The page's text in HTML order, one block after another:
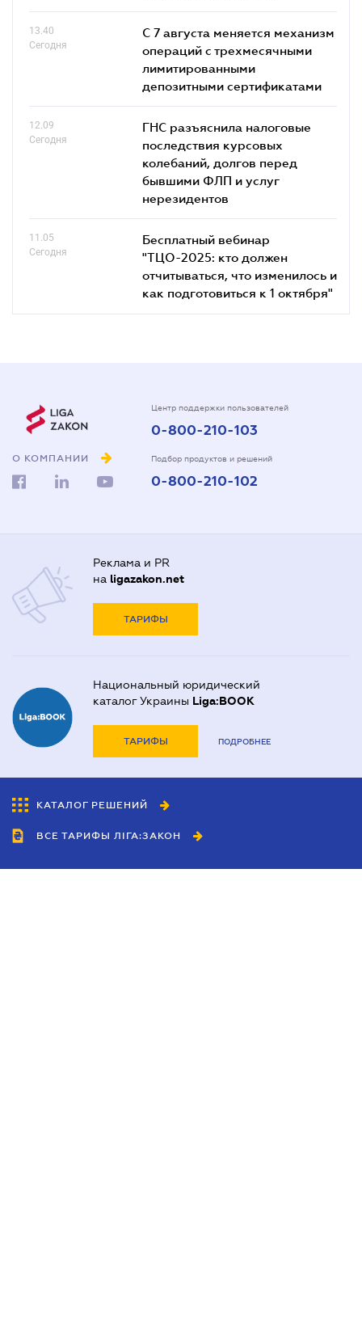
13.40
Сегодня
С 7 августа меняется механизм
операций с трехмесячными
лимитированными
депозитными сертификатами
12.09
Сегодня
ГНС разъяснила налоговые
последствия курсовых
колебаний, долгов перед
бывшими ФЛП и услуг
нерезидентов
11.05
Сегодня
Бесплатный вебинар
"ТЦО-2025: кто должен
отчитываться, что изменилось и
как подготовиться к 1 октября"
О КОМПАНИИ
Центр поддержки пользователей
0-800-210-103
Подбор продуктов и решений
0-800-210-102
Реклама и PR
на ligazakon.net
ТАРИФЫ
Национальный юридический
каталог Украины Liga:BOOK
ТАРИФЫ ПОДРОБНЕЕ
КАТАЛОГ РЕШЕНИЙ
ВСЕ ТАРИФЫ ЛІГА:ЗАКОН